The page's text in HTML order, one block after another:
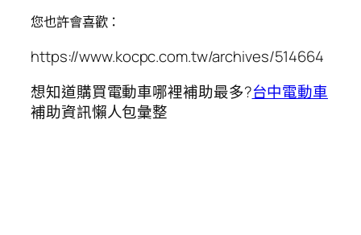
您也許會喜歡：
https://www.kocpc.com.tw/archives/514664
想知道購買電動車哪裡補助最多?台中電動車
補助資訊懶人包彙整